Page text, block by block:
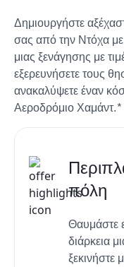
Δημιουργήστε
σας από την Ντόχα
μιας ξενάγησης με
εξερευνήσετε τους
ανακαλύψετε έναν
Αεροδρόμιο Χαμάντ.*
πόλη
Θαυμάστε
διάρκεια
ξεκινήστε